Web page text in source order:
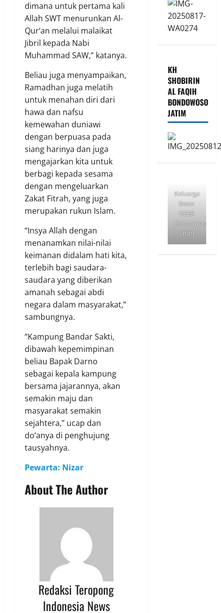
dimana untuk pertama kali
Allah SWT menurunkan Al-
Qur‘an melalui malaikat
Jibril kepada Nabi
Muhammad SAW,” katanya.
Beliau juga menyampaikan,
Ramadhan juga melatih
untuk menahan diri dari
hawa dan nafsu
kemewahan duniawi
dengan berpuasa pada
siang harinya dan juga
mengajarkan kita untuk
berbagi kepada sesama
dengan mengeluarkan
Zakat Fitrah, yang juga
merupakan rukun Islam.
“Insya Allah dengan
menanamkan nilai-nilai
keimanan didalam hati kita,
terlebih bagi saudara-
saudara yang diberikan
amanah sebagai abdi
negara dalam masyarakat,”
sambungnya.
“Kampung Bandar Sakti,
dibawah kepemimpinan
beliau Bapak Darno
sebagai kepala kampung
bersama jajarannya, akan
semakin maju dan
masyarakat semakin
sejahtera,” ucap dan
do’anya di penghujung
tausyahnya.
Pewarta: Nizar
About The Author
Redaksi Teropong
Indonesia News
KH
SHOBIRIN
AL FAQIH
BONDOWOSO
JATIM
Keluarga
Besar
BSBK
Bondowoso
Jatim